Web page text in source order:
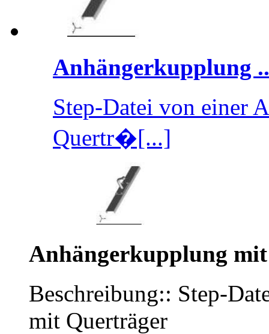
Anhängerkupplung
Step-Datei von einer
Quertr�[...]
Anhängerkupplung
Beschreibung:: Step-
mit Querträger